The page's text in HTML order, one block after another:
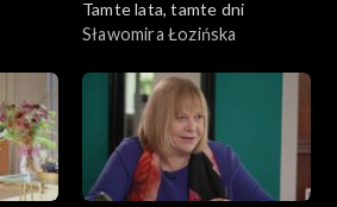
Tamte lata, tamte dni
Sławomira Łozińska